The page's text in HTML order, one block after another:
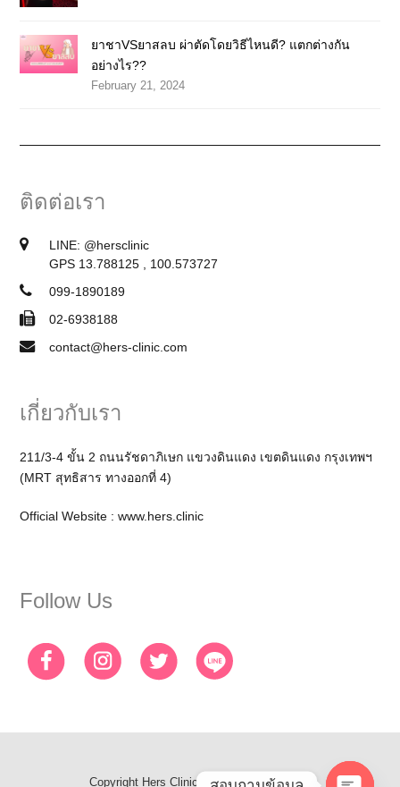
ยาชาVSยาสลบ ผ่าตัดโดยวิธีไหนดี? แตกต่างกัน
อย่างไร??
February 21, 2024
ติดต่อเรา
LINE: @hersclinic
GPS 13.788125 , 100.573727
099-1890189
02-6938188
contact@hers-clinic.com
เกี่ยวกับเรา
211/3-4 ขั้น 2 ถนนรัชดาภิเษก แขวงดินแดง เขตดินแดง กรุงเทพฯ
(MRT สุทธิสาร ทางออกที่ 4)
Official Website :www.hers.clinic
Follow Us
Copyright Hers Clinic - All Rights Reserved